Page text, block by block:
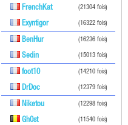
(21304 fois)
FrenchKat
(16322 fois)
Exyntigor
(16236 fois)
BenHur
(15013 fois)
Sedin
(14210 fois)
foot10
(12379 fois)
DrDoc
(12298 fois)
Niketou
(11540 fois)
Gh0st